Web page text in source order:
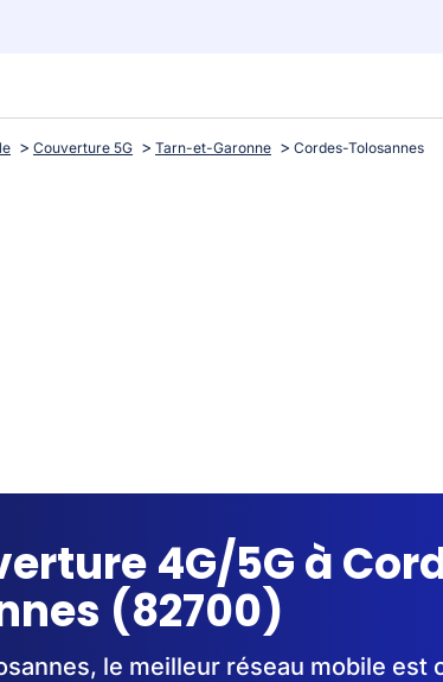
Couverture 5G Tarn-et-Garonne Cordes-Tolosannes
4G/5G à
(82700)
le meilleur réseau mobile est